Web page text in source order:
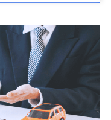
kailash.co.jp/)
www.i-
www.sbipet-